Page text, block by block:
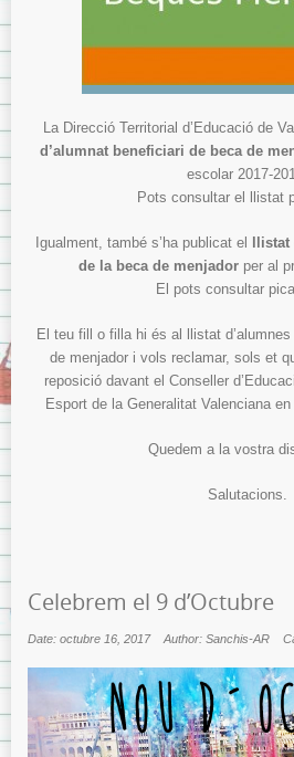
La Direcció Territorial d’Educació de
d’alumnat beneficiari de beca de
escolar 2017-
Pots consultar el llistat
Igualment, també s’ha publicat el
de la beca de menjador per al
El pots consultar
El teu fill o filla hi és al llistat
de menjador i vols reclamar, sols et
reposició davant el Conseller
Esport de la Generalitat Valenciana
Quedem a la vostra
Salutacions.
Celebrem el 9 d’Octubre
Date: octubre 16, 2017 Author: Sanchis-AR